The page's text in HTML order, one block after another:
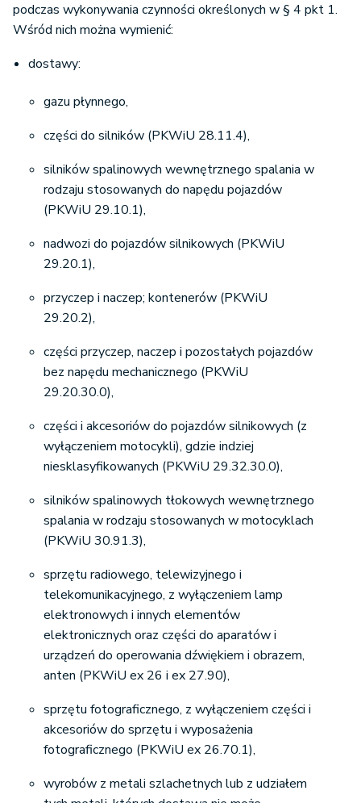
podczas wykonywania czynności określonych w § 4 pkt 1.
Wśród nich można wymienić:
dostawy:
gazu płynnego,
części do silników (PKWiU 28.11.4),
silników spalinowych wewnętrznego spalania w
rodzaju stosowanych do napędu pojazdów
(PKWiU 29.10.1),
nadwozi do pojazdów silnikowych (PKWiU
29.20.1),
przyczep i naczep; kontenerów (PKWiU
29.20.2),
części przyczep, naczep i pozostałych pojazdów
bez napędu mechanicznego (PKWiU
29.20.30.0),
części i akcesoriów do pojazdów silnikowych (z
wyłączeniem motocykli), gdzie indziej
niesklasyfikowanych (PKWiU 29.32.30.0),
silników spalinowych tłokowych wewnętrznego
spalania w rodzaju stosowanych w motocyklach
(PKWiU 30.91.3),
sprzętu radiowego, telewizyjnego i
telekomunikacyjnego, z wyłączeniem lamp
elektronowych i innych elementów
elektronicznych oraz części do aparatów i
urządzeń do operowania dźwiękiem i obrazem,
anten (PKWiU ex 26 i ex 27.90),
sprzętu fotograficznego, z wyłączeniem części i
akcesoriów do sprzętu i wyposażenia
fotograficznego (PKWiU ex 26.70.1),
wyrobów z metali szlachetnych lub z udziałem